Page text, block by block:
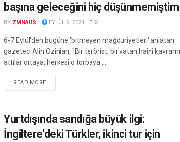
başına geleceğini hiç düşünmemiştim
BY ZMNAUS EYLÜL 9, 2024 0
6-7 Eylül'den bugüne 'bitmeyen mağduriyetleri' anlatan
gazeteci Alin Ozinian, "Bir terörist, bir vatan haini kavramı
attılar ortaya, herkesi o torbaya ...
READ MOREDETAILS
Yurtdışında sandığa büyük ilgi:
İngiltere’deki Türkler, ikinci tur için